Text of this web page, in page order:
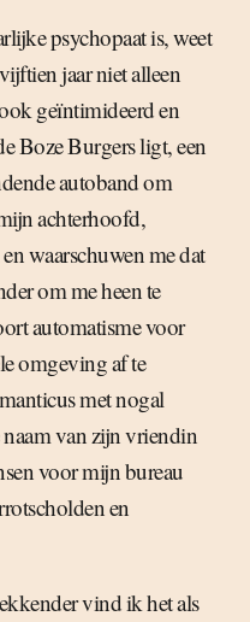
psychopaat is, weet
jaar niet alleen
geïntimideerd en
Boze Burgers ligt, een
autoband om
achterhoofd,
waarschuwen me dat
om me heen te
automatisme voor
omgeving af te
met nogal
van zijn vriendin
voor mijn bureau
en
vind ik het als